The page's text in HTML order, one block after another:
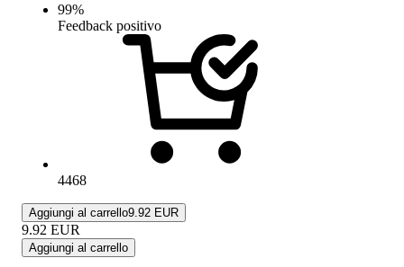
99%
Feedback positivo
4468
Aggiungi al carrello9.92 EUR
9.92 EUR
Aggiungi al carrello